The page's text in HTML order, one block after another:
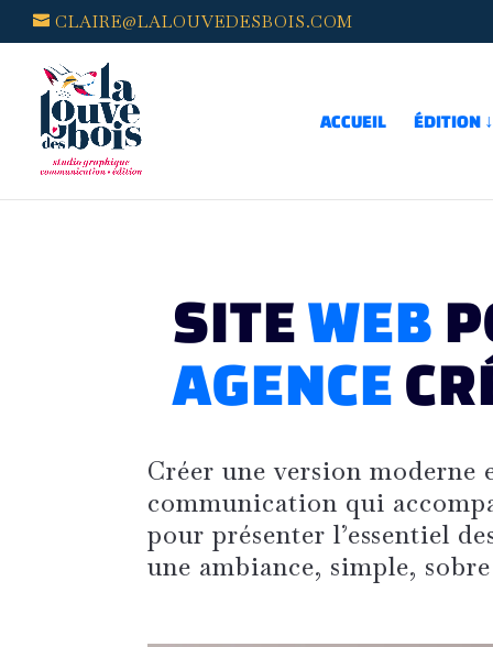
CLAIRE@LALOUVEDESBOIS.COM
ACCUEIL ÉDITION ↓
SITE WEB
AGENCE
Créer une version
communication qui
pour présenter l’essentiel
une ambiance, simple,